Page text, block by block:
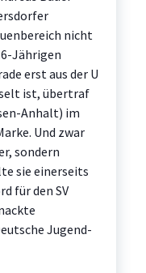
nicht
Jährigen
erst aus der U
ist, übertraf
Anhalt) im
Und zwar
sondern
sie einerseits
für den SV
Jugend-